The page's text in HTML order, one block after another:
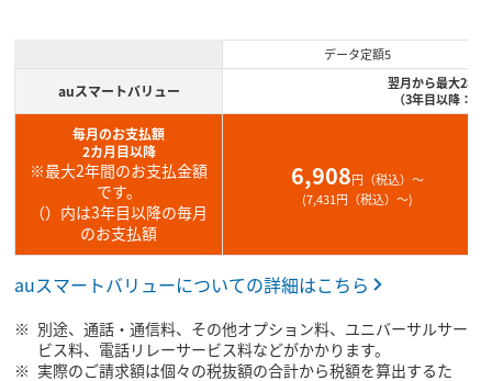
データ定額5
auスマートバリュー 翌月から最大2年間
（3年目以降：
毎月のお支払額
2カ月目以降
※最大2年間のお支払金額
です。
（）内は3年目以降の毎月
のお支払額
6,908円（税込）～
(7,431円（税込）～)
auスマートバリューについての詳細はこちら
別途、通話・通信料、その他オプション料、ユニバーサルサー
ビス料、電話リレーサービス料などがかかります。
実際のご請求額は個々の税抜額の合計から税額を算出するた